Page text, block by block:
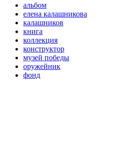
альбом
елена калашникова
калашников
книга
коллекция
конструктор
музей победы
оружейник
фонд